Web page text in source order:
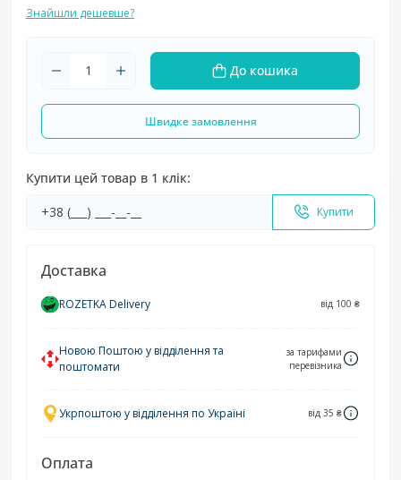
Знайшли дешевше?
До кошика
Швидке замовлення
Купити цей товар в 1 клік:
Купити
Доставка
ROZETKA Delivery від 100 ₴
Новою Поштою у відділення та
поштомати
за тарифами
перевізника
Укрпоштою у відділення по Україні від 35 ₴
Оплата